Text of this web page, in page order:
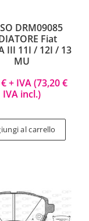
DRM09085
Fiat
III 11I / 12I / 13
MU
€+ IVA (73,20€
IVA incl.)
al carrello